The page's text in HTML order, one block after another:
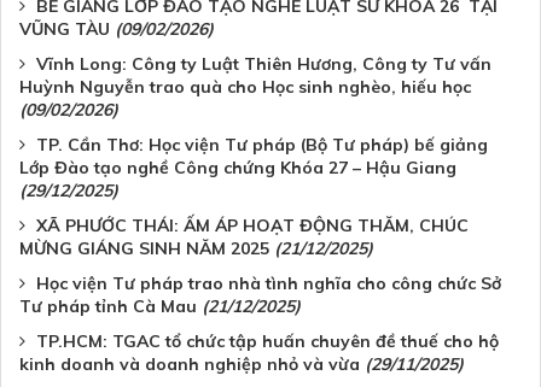
BẾ GIẢNG LỚP ĐÀO TẠO NGHỀ LUẬT SƯ KHÓA 26 TẠI
VŨNG TÀU (09/02/2026)
Vĩnh Long: Công ty Luật Thiên Hương, Công ty Tư vấn
Huỳnh Nguyễn trao quà cho Học sinh nghèo, hiếu học
(09/02/2026)
TP. Cần Thơ: Học viện Tư pháp (Bộ Tư pháp) bế giảng
Lớp Đào tạo nghề Công chứng Khóa 27 – Hậu Giang
(29/12/2025)
XÃ PHƯỚC THÁI: ẤM ÁP HOẠT ĐỘNG THĂM, CHÚC
MỪNG GIÁNG SINH NĂM 2025 (21/12/2025)
Học viện Tư pháp trao nhà tình nghĩa cho công chức Sở
Tư pháp tỉnh Cà Mau (21/12/2025)
TP.HCM: TGAC tổ chức tập huấn chuyên đề thuế cho hộ
kinh doanh và doanh nghiệp nhỏ và vừa (29/11/2025)